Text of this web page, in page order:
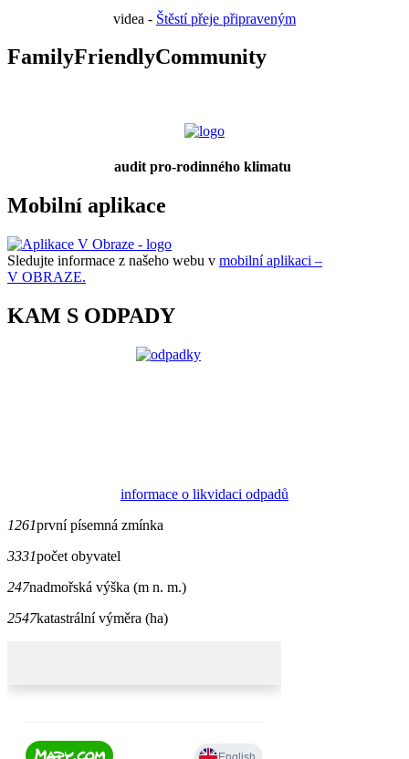
videa - Štěstí přeje připraveným
FamilyFriendlyCommunity
audit pro-rodinného klimatu
Mobilní aplikace
Sledujte informace z našeho webu v mobilní aplikaci –
V OBRAZE.
KAM S ODPADY
informace o likvidaci odpadů
1261první písemná zmínka
3331počet obyvatel
247nadmořská výška (m n. m.)
2547katastrální výměra (ha)